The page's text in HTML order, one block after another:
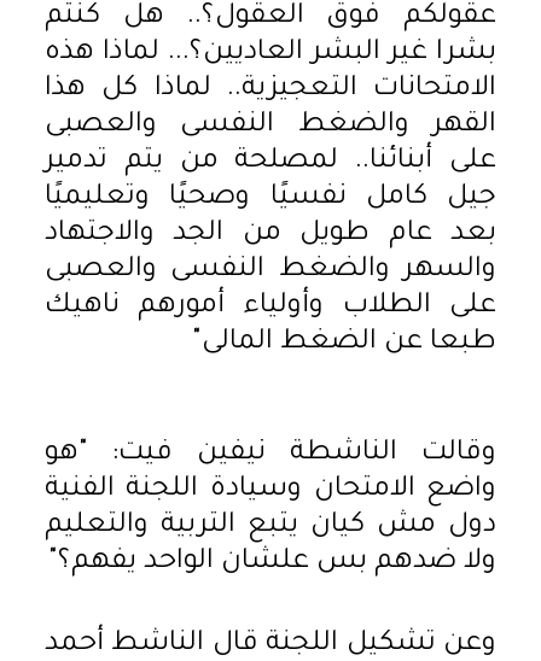
عقولكم فوق العقول؟.. هل كنتم
بشرا غير البشر العاديين؟... لماذا هذه
الامتحانات التعجيزية.. لماذا كل هذا
القهر والضغط النفسى والعصبى
على أبنائنا.. لمصلحة من يتم تدمير
جيل كامل نفسيًا وصحيًا وتعليميًا
بعد عام طويل من الجد والاجتهاد
والسهر والضغط النفسى والعصبى
على الطلاب وأولياء أمورهم ناهيك
طبعا عن الضغط المالى"
وقالت الناشطة نيفين فيت: "هو
واضع الامتحان وسيادة اللجنة الفنية
دول مش كيان يتبع التربية والتعليم
ولا ضدهم بس علشان الواحد يفهم؟"
وعن تشكيل اللجنة قال الناشط أحمد